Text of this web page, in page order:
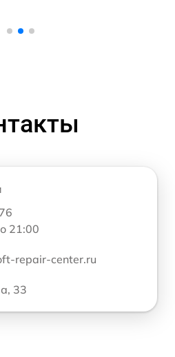
21:00
repair-center.ru
33